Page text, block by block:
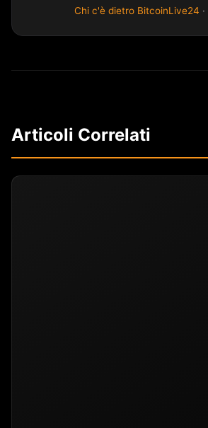
Chi c'è dietro BitcoinLive24 ·
Articoli Correlati